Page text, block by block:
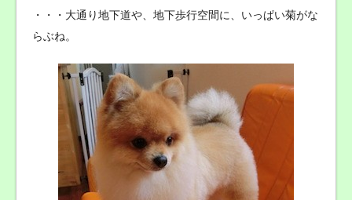
・・・大通り地下道や、地下歩行空間に、いっぱい菊がな
らぶね。